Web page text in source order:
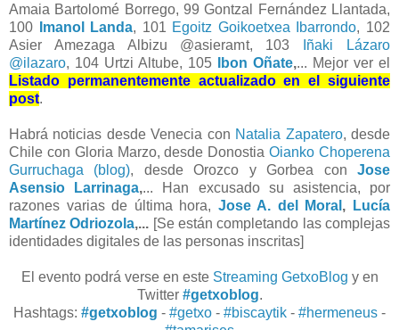
Amaia Bartolomé Borrego, 99 Gontzal Fernández Llantada,
100
Imanol Landa, 101 Egoitz Goikoetxea Ibarrondo, 102
Asier Amezaga Albizu @asieramt, 103
Iñaki Lázaro
@ilazaro, 104 Urtzi Altube, 105 Ibon Oñate,... Mejor ver el
Listado permanentemente actualizado en el siguiente
post.
Habrá noticias desde Venecia con Natalia Zapatero, desde
Chile con Gloria Marzo, desde DonostiaOianko Choperena
Gurruchaga (blog), desde Orozco y Gorbea conJose
Asensio Larrinaga,... Han excusado su asistencia, por
razones varias de última hora, Jose A. del Moral ,
Lucía
Martínez Odriozola,... [Se están completando las complejas
identidades digitales de las personas inscritas]
El evento podrá verse en este Streaming GetxoBlog y en
Twitter #getxoblog.
Hashtags: #getxoblog - #getxo - #biscaytik - #hermeneus -